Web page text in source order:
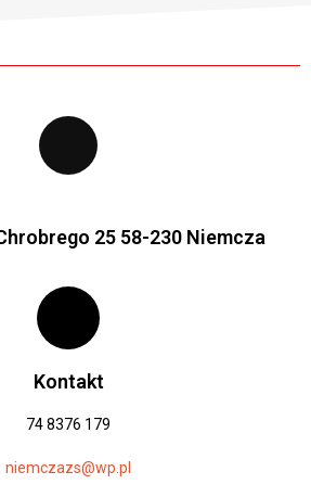
25 58-230 Niemcza
Kontakt
74 8376 179
niemczazs@wp.pl